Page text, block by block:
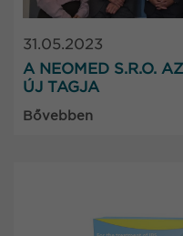
31.05.2023
A NEOMED S.R.O.
ÚJ TAGJA
Bővebben